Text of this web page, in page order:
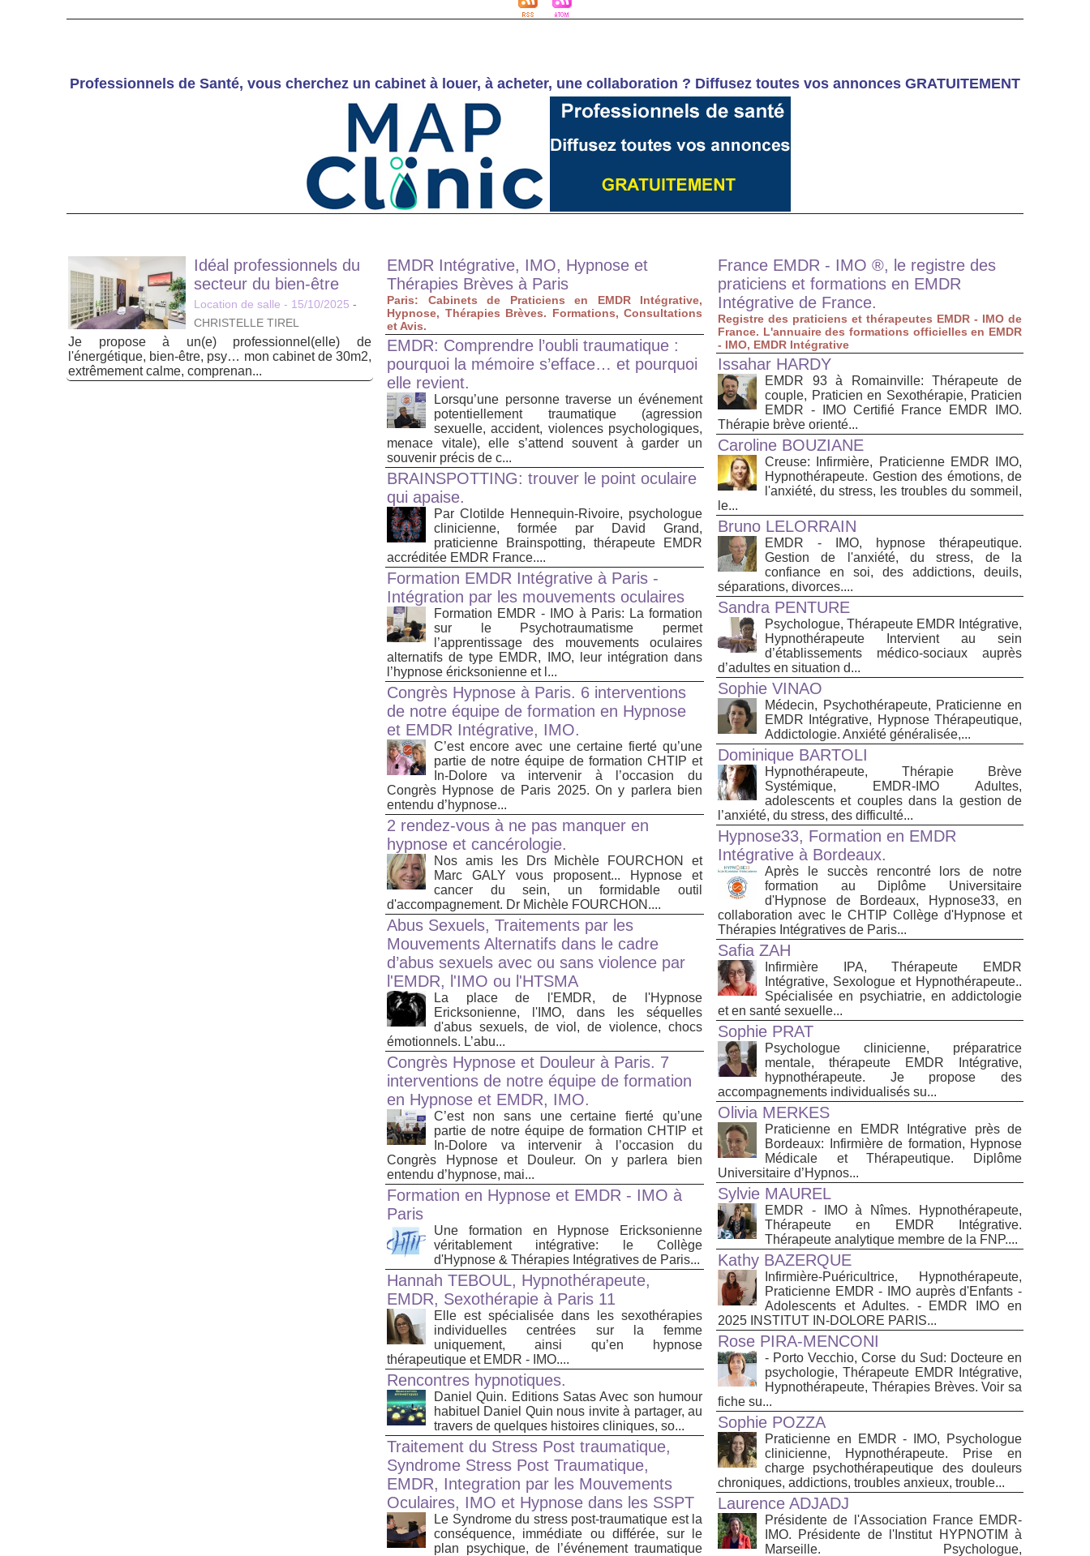
Professionnels de Santé, vous cherchez un cabinet à louer, à acheter, une collaboration ? Diffusez toutes vos annonces GRATUITEMENT
Idéal professionnels du
secteur du bien-être
Location de salle - 15/10/2025 -
CHRISTELLE TIREL
Je propose à un(e) professionnel(elle) de
l'énergétique, bien-être, psy… mon cabinet de 30m2,
extrêmement calme, comprenan...
EMDR Intégrative, IMO, Hypnose et
Thérapies Brèves à Paris
Paris: Cabinets de Praticiens en EMDR Intégrative,
Hypnose, Thérapies Brèves. Formations, Consultations
et Avis.
EMDR: Comprendre l’oubli traumatique :
pourquoi la mémoire s’efface… et pourquoi
elle revient.
Lorsqu’une personne traverse un événement
potentiellement traumatique (agression
sexuelle, accident, violences psychologiques,
menace vitale), elle s’attend souvent à garder un
souvenir précis de c...
BRAINSPOTTING: trouver le point oculaire
qui apaise.
Par Clotilde Hennequin-Rivoire, psychologue
clinicienne, formée par David Grand,
praticienne Brainspotting, thérapeute EMDR
accréditée EMDR France....
Formation EMDR Intégrative à Paris -
Intégration par les mouvements oculaires
Formation EMDR - IMO à Paris: La formation
sur le Psychotraumatisme permet
l’apprentissage des mouvements oculaires
alternatifs de type EMDR, IMO, leur intégration dans
l’hypnose éricksonienne et l...
Congrès Hypnose à Paris. 6 interventions
de notre équipe de formation en Hypnose
et EMDR Intégrative, IMO.
C’est encore avec une certaine fierté qu’une
partie de notre équipe de formation CHTIP et
In-Dolore va intervenir à l’occasion du
Congrès Hypnose de Paris 2025. On y parlera bien
entendu d’hypnose...
2 rendez-vous à ne pas manquer en
hypnose et cancérologie.
Nos amis les Drs Michèle FOURCHON et
Marc GALY vous proposent... Hypnose et
cancer du sein, un formidable outil
d'accompagnement. Dr Michèle FOURCHON....
Abus Sexuels, Traitements par les
Mouvements Alternatifs dans le cadre
d’abus sexuels avec ou sans violence par
l'EMDR, l'IMO ou l'HTSMA
La place de l'EMDR, de l'Hypnose
Ericksonienne, l'IMO, dans les séquelles
d'abus sexuels, de viol, de violence, chocs
émotionnels. L’abu...
Congrès Hypnose et Douleur à Paris. 7
interventions de notre équipe de formation
en Hypnose et EMDR, IMO.
C’est non sans une certaine fierté qu’une
partie de notre équipe de formation CHTIP et
In-Dolore va intervenir à l’occasion du
Congrès Hypnose et Douleur. On y parlera bien
entendu d’hypnose, mai...
Formation en Hypnose et EMDR - IMO à
Paris
Une formation en Hypnose Ericksonienne
véritablement intégrative: le Collège
d'Hypnose & Thérapies Intégratives de Paris...
Hannah TEBOUL, Hypnothérapeute,
EMDR, Sexothérapie à Paris 11
Elle est spécialisée dans les sexothérapies
individuelles centrées sur la femme
uniquement, ainsi qu’en hypnose
thérapeutique et EMDR - IMO....
Rencontres hypnotiques.
Daniel Quin. Editions Satas Avec son humour
habituel Daniel Quin nous invite à partager, au
travers de quelques histoires cliniques, so...
Traitement du Stress Post traumatique,
Syndrome Stress Post Traumatique,
EMDR, Integration par les Mouvements
Oculaires, IMO et Hypnose dans les SSPT
Le Syndrome du stress post-traumatique est la
conséquence, immédiate ou différée, sur le
plan psychique, de l’événement traumatique
France EMDR - IMO ®, le registre des
praticiens et formations en EMDR
Intégrative de France.
Registre des praticiens et thérapeutes EMDR - IMO de
France. L'annuaire des formations officielles en EMDR
- IMO, EMDR Intégrative
Issahar HARDY
EMDR 93 à Romainville: Thérapeute de
couple, Praticien en Sexothérapie, Praticien
EMDR - IMO Certifié France EMDR IMO.
Thérapie brève orienté...
Caroline BOUZIANE
Creuse: Infirmière, Praticienne EMDR IMO,
Hypnothérapeute. Gestion des émotions, de
l'anxiété, du stress, les troubles du sommeil,
le...
Bruno LELORRAIN
EMDR - IMO, hypnose thérapeutique.
Gestion de l'anxiété, du stress, de la
confiance en soi, des addictions, deuils,
séparations, divorces....
Sandra PENTURE
Psychologue, Thérapeute EMDR Intégrative,
Hypnothérapeute Intervient au sein
d’établissements médico‑sociaux auprès
d’adultes en situation d...
Sophie VINAO
Médecin, Psychothérapeute, Praticienne en
EMDR Intégrative, Hypnose Thérapeutique,
Addictologie. Anxiété généralisée,...
Dominique BARTOLI
Hypnothérapeute, Thérapie Brève
Systémique, EMDR-IMO Adultes,
adolescents et couples dans la gestion de
l’anxiété, du stress, des difficulté...
Hypnose33, Formation en EMDR
Intégrative à Bordeaux.
Après le succès rencontré lors de notre
formation au Diplôme Universitaire
d'Hypnose de Bordeaux, Hypnose33, en
collaboration avec le CHTIP Collège d'Hypnose et
Thérapies Intégratives de Paris...
Safia ZAH
Infirmière IPA, Thérapeute EMDR
Intégrative, Sexologue et Hypnothérapeute..
Spécialisée en psychiatrie, en addictologie
et en santé sexuelle...
Sophie PRAT
Psychologue clinicienne, préparatrice
mentale, thérapeute EMDR Intégrative,
hypnothérapeute. Je propose des
accompagnements individualisés su...
Olivia MERKES
Praticienne en EMDR Intégrative près de
Bordeaux: Infirmière de formation, Hypnose
Médicale et Thérapeutique. Diplôme
Universitaire d’Hypnos...
Sylvie MAUREL
EMDR - IMO à Nîmes. Hypnothérapeute,
Thérapeute en EMDR Intégrative.
Thérapeute analytique membre de la FNP....
Kathy BAZERQUE
Infirmière-Puéricultrice, Hypnothérapeute,
Praticienne EMDR - IMO auprès d'Enfants -
Adolescents et Adultes. - EMDR IMO en
2025 INSTITUT IN-DOLORE PARIS...
Rose PIRA-MENCONI
- Porto Vecchio, Corse du Sud: Docteure en
psychologie, Thérapeute EMDR Intégrative,
Hypnothérapeute, Thérapies Brèves. Voir sa
fiche su...
Sophie POZZA
Praticienne en EMDR - IMO, Psychologue
clinicienne, Hypnothérapeute. Prise en
charge psychothérapeutique des douleurs
chroniques, addictions, troubles anxieux, trouble...
Laurence ADJADJ
Présidente de l'Association France EMDR-
IMO. Présidente de l'Institut HYPNOTIM à
Marseille. Psychologue,